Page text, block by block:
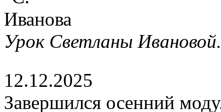
Урок Светланы Ивановой.
12.12.2025
Завершился осенний